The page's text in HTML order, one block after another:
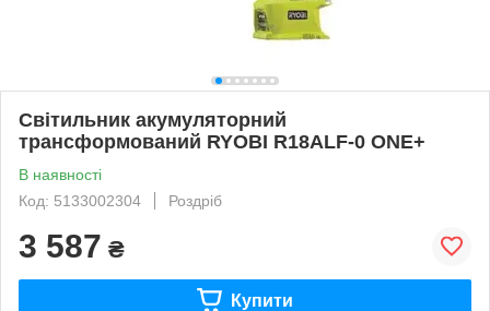
Світильник акумуляторний
трансформований RYOBI R18ALF-0 ONE+
В наявності
Код: 5133002304
Роздріб
3 587 ₴
Купити